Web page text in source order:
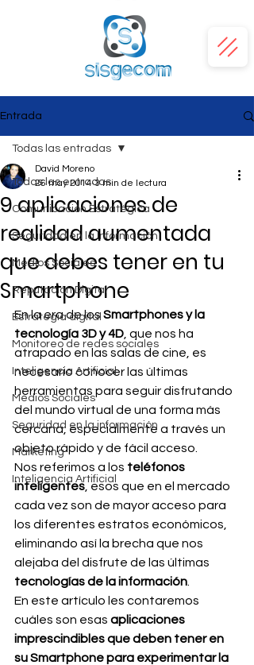
Entrada
Todas las entradas
Comunicación Estratégica
Seguridad en la Información
Medios Sociales
Reputación Digital
Estrategia digital
Monitoreo de redes sociales
Inteligencia Artificial
Medios Sociales
Seguridad en la información
Marketing
Inteligencia Artificial
Todas las entradas
9 aplicaciones de
realidad aumentada
que debes tener en tu
Smartphone
David Moreno
26 may 2014 3 min de lectura
En la era de los Smartphones y la
tecnología 3D y 4D , que nos ha
atrapado en las salas de cine, es
necesario conocer las últimas
herramientas para seguir disfrutando
del mundo virtual de una forma más
cercana, especialmente a través un
objeto rápido y de fácil acceso.
Nos referimos a los teléfonos
inteligentes , esos que en el mercado
cada vez son de mayor acceso para
los diferentes estratos económicos,
eliminando así la brecha que nos
alejaba del disfrute de las últimas
tecnologías de la información
En este artículo les contaremos
cuáles son esas aplicaciones
imprescindibles que deben tener en
su Smartphone para experimentar la